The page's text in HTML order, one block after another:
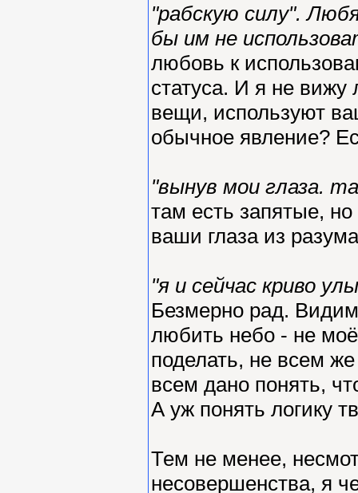
"рабскую силу".
бы им не
любовь к
статуса. И я не
вещи, используют
обычное явление?
"вынув мои глаза.
там есть запятые,
ваши глаза из
"я и сейчас криво
Безмерно рад.
любить небо - не
поделать, не всем
всем дано понять,
А уж понять логику
Тем не менее,
несовершенства, я